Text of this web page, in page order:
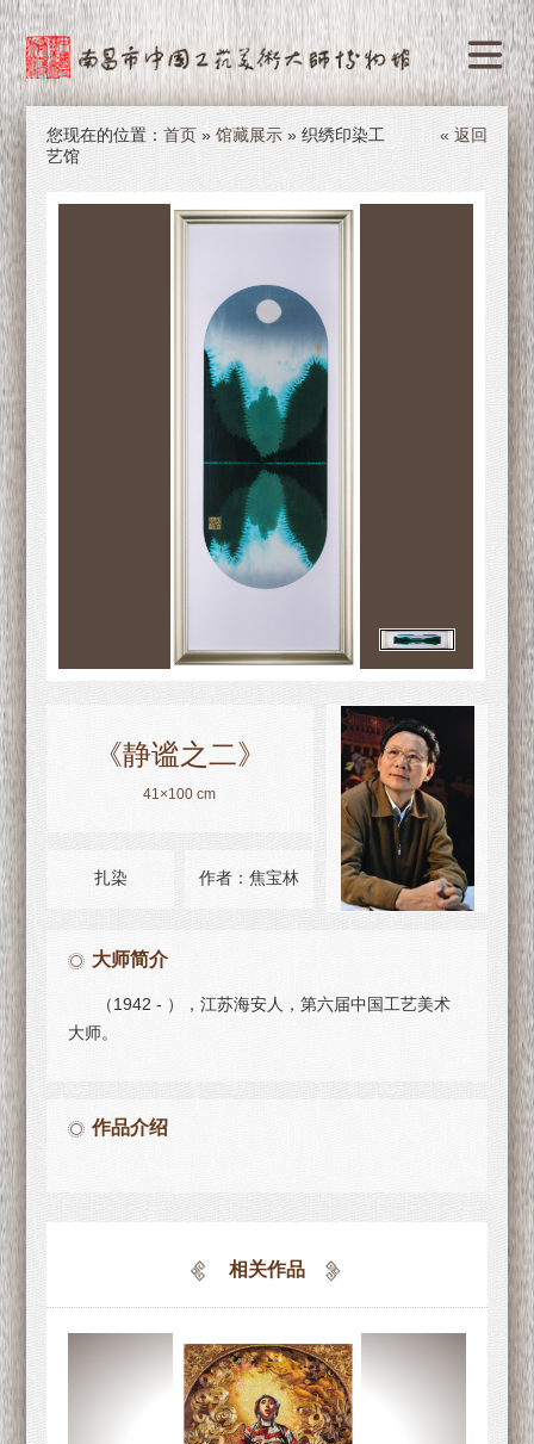
您现在的位置： 首页» 馆藏展示» 织绣印染工
艺馆
« 返回
《静谧之二》
41×100 cm
扎染 作者：焦宝林
大师简介
（1942 - ），江苏海安人，第六届中国工艺美术
大师。
作品介绍
相关作品